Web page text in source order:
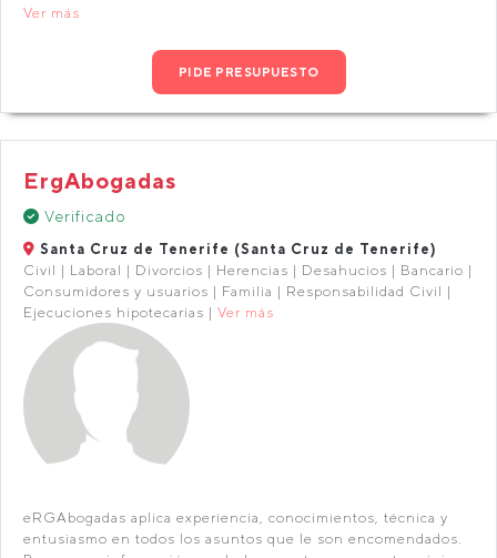
Ver más
PIDE PRESUPUESTO
ErgAbogadas
Verificado
Santa Cruz de Tenerife (Santa Cruz de Tenerife)
Civil | Laboral | Divorcios | Herencias | Desahucios | Bancario |
Consumidores y usuarios | Familia | Responsabilidad Civil |
Ejecuciones hipotecarias | Ver más
eRGAbogadas aplica experiencia, conocimientos, técnica y
entusiasmo en todos los asuntos que le son encomendados.